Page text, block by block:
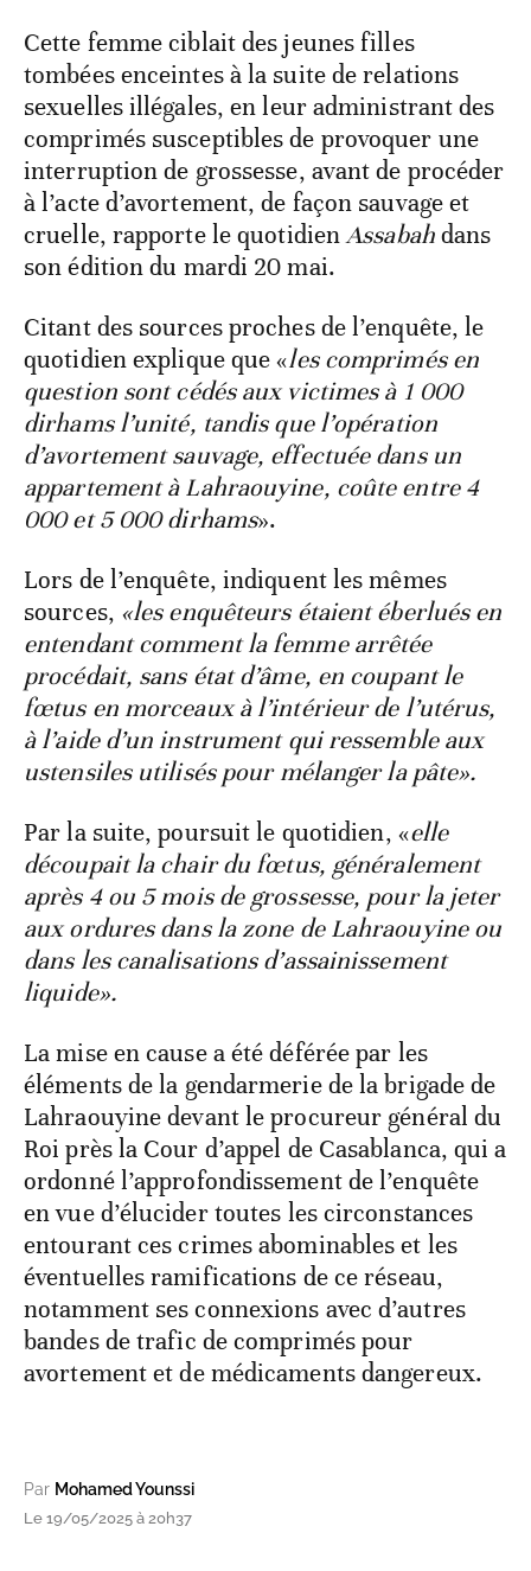
Cette femme ciblait des jeunes filles
tombées enceintes à la suite de relations
sexuelles illégales, en leur administrant des
comprimés susceptibles de provoquer une
interruption de grossesse, avant de procéder
à l’acte d’avortement, de façon sauvage et
cruelle, rapporte le quotidienAssabahdans
son édition du mardi 20 mai.
Citant des sources proches de l’enquête, le
quotidien explique que «les comprimés en
question sont cédés aux victimes à 1 000
dirhams l’unité, tandis que l’opération
d’avortement sauvage, effectuée dans un
appartement à Lahraouyine, coûte entre 4
000 et 5 000 dirhams».
Lors de l’enquête, indiquent les mêmes
sources, «les enquêteurs étaient éberlués en
entendant comment la femme arrêtée
procédait, sans état d’âme, en coupant le
fœtus en morceaux à l’intérieur de l’utérus,
à l’aide d’un instrument qui ressemble aux
ustensiles utilisés pour mélanger la pâte».
Par la suite, poursuit le quotidien, «elle
découpait la chair du fœtus, généralement
après 4 ou 5 mois de grossesse, pour la jeter
aux ordures dans la zone de Lahraouyine ou
dans les canalisations d’assainissement
liquide».
La mise en cause a été déférée par les
éléments de la gendarmerie de la brigade de
Lahraouyine devant le procureur général du
Roi près la Cour d’appel de Casablanca, qui a
ordonné l’approfondissement de l’enquête
en vue d’élucider toutes les circonstances
entourant ces crimes abominables et les
éventuelles ramifications de ce réseau,
notamment ses connexions avec d’autres
bandes de trafic de comprimés pour
avortement et de médicaments dangereux.
Par Mohamed Younssi
Le 19/05/2025 à 20h37